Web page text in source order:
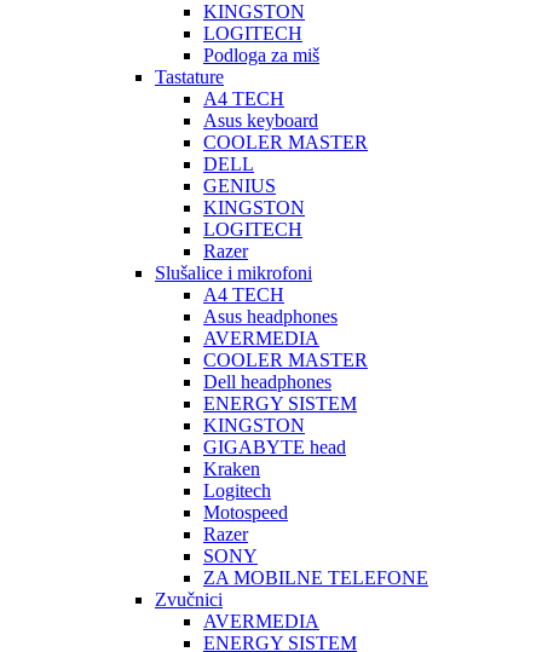
KINGSTON
LOGITECH
Podloga za miš
Tastature
A4 TECH
Asus keyboard
COOLER MASTER
DELL
GENIUS
KINGSTON
LOGITECH
Razer
Slušalice i mikrofoni
A4 TECH
Asus headphones
AVERMEDIA
COOLER MASTER
Dell headphones
ENERGY SISTEM
KINGSTON
GIGABYTE head
Kraken
Logitech
Motospeed
Razer
SONY
ZA MOBILNE TELEFONE
Zvučnici
AVERMEDIA
ENERGY SISTEM